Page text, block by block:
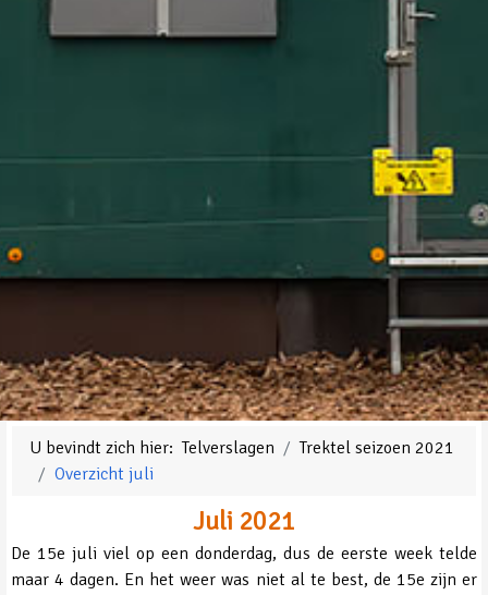
U bevindt zich hier:Telverslagen
Trektel seizoen 2021
Overzicht juli
Juli 2021
De 15e juli viel op een donderdag, dus de eerste week telde
maar 4 dagen. En het weer was niet al te best, de 15e zijn er